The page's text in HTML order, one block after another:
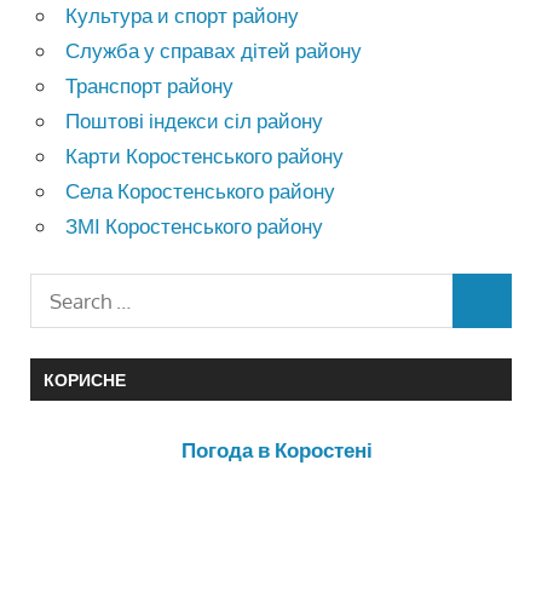
Культура и спорт району
Служба у справах дітей району
Транспорт району
Поштові індекси сіл району
Карти Коростенського району
Села Коростенського району
ЗМІ Коростенського району
КОРИСНЕ
Погода в Коростені